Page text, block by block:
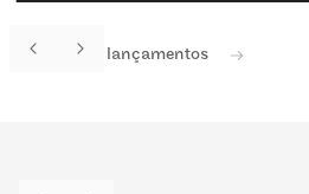
Ver todos os lançamentos